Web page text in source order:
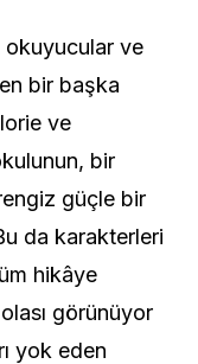
okuyucular ve
bir başka
ve
bir
güçle bir
da karakterleri
hikâye
görünüyor
yok eden